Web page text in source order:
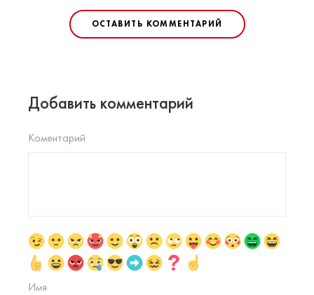
ОСТАВИТЬ КОММЕНТАРИЙ
Добавить комментарий
Коментарий
Имя